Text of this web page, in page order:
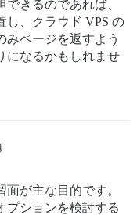
きるのであれば、
し、クラウド VPS の
みページを返すよう
になるかもしれませ
が主な目的です。
プションを検討する